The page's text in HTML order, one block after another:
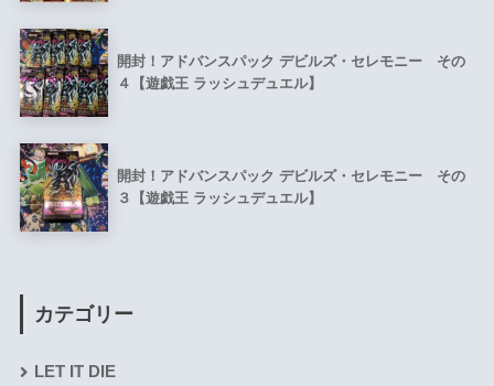
開封！アドバンスパック デビルズ・セレモニー その
４【遊戯王 ラッシュデュエル】
開封！アドバンスパック デビルズ・セレモニー その
３【遊戯王 ラッシュデュエル】
カテゴリー
LET IT DIE